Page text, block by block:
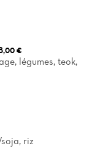
€
légumes, teok,
riz